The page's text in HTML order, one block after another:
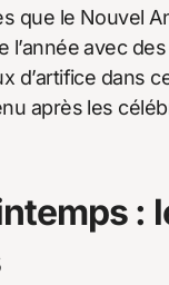
que le Nouvel
l’année avec
d’artifice dans
après les
: